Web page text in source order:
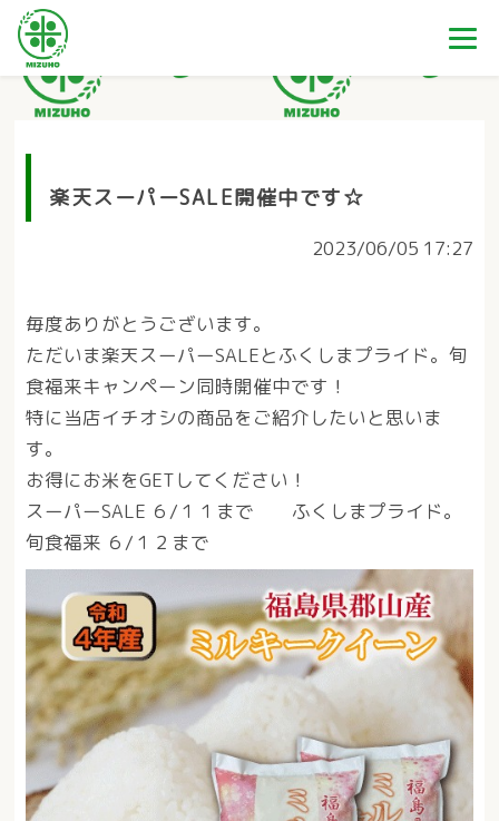
楽天スーパーSALE開催中です☆
2023/06/05 17:27
毎度ありがとうございます。
ただいま楽天スーパーSALEとふくしまプライド。旬
食福来キャンペーン同時開催中です！
特に当店イチオシの商品をご紹介したいと思いま
す。
お得にお米をGETしてください！
スーパーSALE ６/１１まで ふくしまプライド。
旬食福来 ６/１２まで